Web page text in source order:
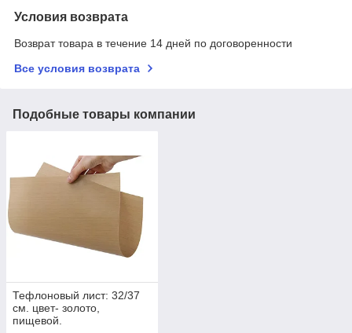
Условия возврата
Возврат товара в течение 14 дней по договоренности
Все условия возврата
Подобные товары компании
Тефлоновый лист: 32/37
см. цвет- золото,
пищевой.